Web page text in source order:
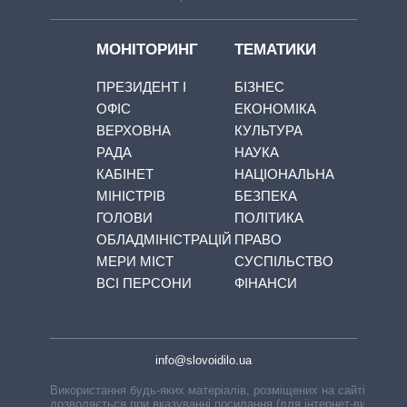
МОНІТОРИНГ
ПРЕЗИДЕНТ І
ОФІС
ВЕРХОВНА
РАДА
КАБІНЕТ
МІНІСТРІВ
ГОЛОВИ
ОБЛАДМІНІСТРАЦІЙ
МЕРИ МІСТ
ВСІ ПЕРСОНИ
ТЕМАТИКИ
БІЗНЕС
ЕКОНОМІКА
КУЛЬТУРА
НАУКА
НАЦІОНАЛЬНА
БЕЗПЕКА
ПОЛІТИКА
ПРАВО
СУСПІЛЬСТВО
ФІНАНСИ
info@slovoidilo.ua
Використання будь-яких матеріалів, розміщених на сайті,
дозволяється при вказуванні посилання (для інтернет-видань